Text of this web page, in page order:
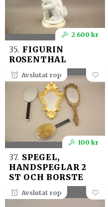
2 600 kr
35. FIGURIN
ROSENTHAL
Avslutat rop
100 kr
37. SPEGEL,
HANDSPEGLAR 2
ST OCH BORSTE
Avslutat rop